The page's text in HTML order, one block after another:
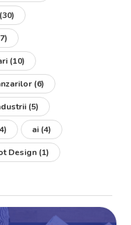
(30)
(10)
(6)
(5)
ai (4)
Design (1)